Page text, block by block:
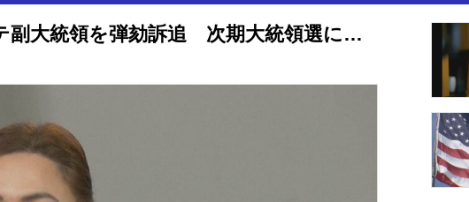
フィリピン下院 サラ・ドゥテルテ副大統領を弾劾訴追 次期大統領選に立候補も 弾劾裁判で罷免の可能性